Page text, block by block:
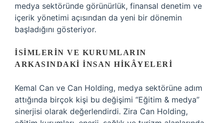
medya sektöründe görünürlük, finansal denetim ve
içerik yönetimi açısından da yeni bir dönemin
başladığını gösteriyor.
İSIMLERIN VE KURUMLARIN
ARKASINDAKI İNSAN HIKÂYELERI
Kemal Can ve Can Holding, medya sektörüne adım
attığında birçok kişi bu değişimi “Eğitim & medya”
sinerjisi olarak değerlendirdi. Zira Can Holding,